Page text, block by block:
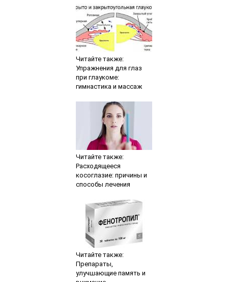
Читайте также:
Упражнения для глаз
при глаукоме:
гимнастика и массаж
Читайте также:
Расходящееся
косоглазие: причины и
способы лечения
Читайте также:
Препараты,
улучшающие память и